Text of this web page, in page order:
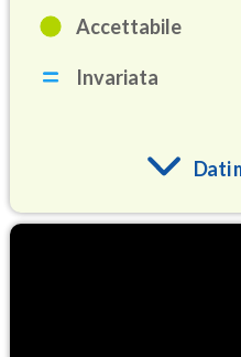
Accettabile
Invariata
Dati